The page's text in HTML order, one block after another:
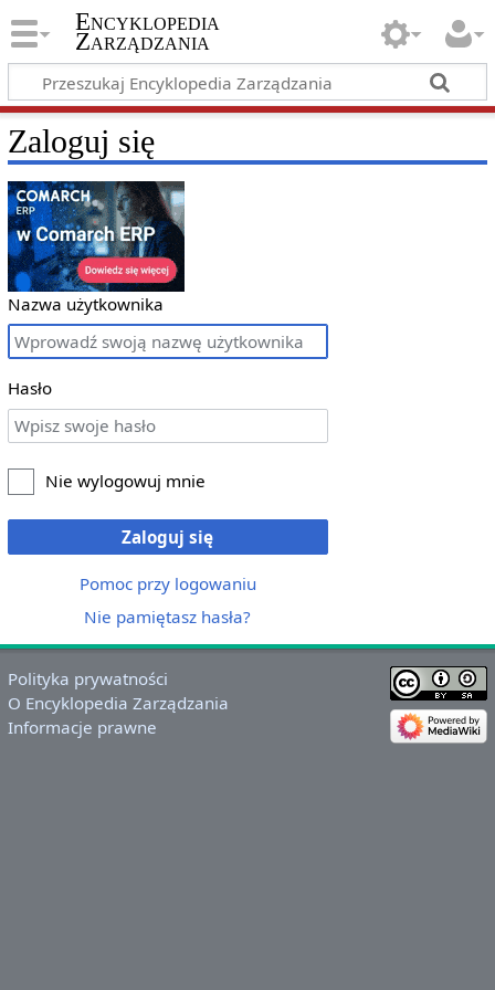
Encyklopedia
Zarządzania
Zaloguj się
Nazwa użytkownika
Hasło
Nie wylogowuj mnie
Zaloguj się
Pomoc przy logowaniu
Nie pamiętasz hasła?
Polityka prywatności
O Encyklopedia Zarządzania
Informacje prawne